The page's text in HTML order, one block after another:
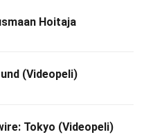
Hoitaja
(Videopeli)
Tokyo (Videopeli)